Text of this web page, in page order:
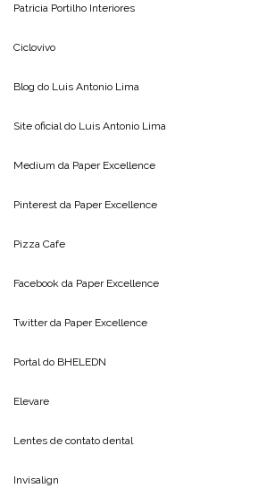
Patricia Portilho Interiores
Ciclovivo
Blog do Luis Antonio Lima
Site oficial do Luis Antonio Lima
Medium da Paper Excellence
Pinterest da Paper Excellence
Pizza Cafe
Facebook da Paper Excellence
Twitter da Paper Excellence
Portal do BHELEDN
Elevare
Lentes de contato dental
Invisalign